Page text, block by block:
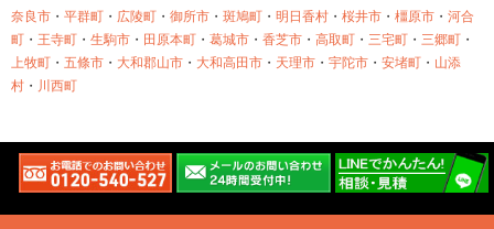
奈良市 ・ 平群町 ・ 広陵町 ・ 御所市 ・ 斑鳩町 ・ 明日香村 ・ 桜井市 ・ 橿原市 ・ 河合
町 ・ 王寺町 ・ 生駒市 ・ 田原本町 ・ 葛城市 ・ 香芝市 ・ 高取町 ・ 三宅町 ・ 三郷町 ・
上牧町 ・ 五條市 ・ 大和郡山市 ・ 大和高田市 ・ 天理市 ・ 宇陀市 ・ 安堵町 ・ 山添
村 ・ 川西町